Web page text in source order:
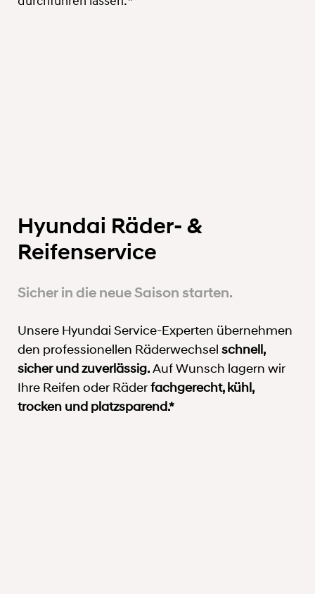
Hyundai Räder- &
Reifenservice
Sicher in die neue Saison starten.
Unsere Hyundai Service-Experten übernehmen
den professionellen Räderwechsel schnell,
sicher und zuverlässig.Auf Wunsch lagern wir
Ihre Reifen oder Räderfachgerecht, kühl,
trocken und platzsparend.*